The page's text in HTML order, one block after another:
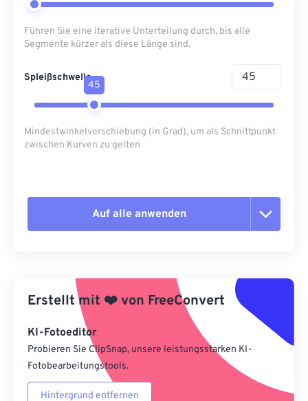
Führen Sie eine iterative Unterteilung durch, bis alle
Segmente kürzer als diese Länge sind.
Spleißschwelle
45
Mindestwinkelverschiebung (in Grad), um als Schnittpunkt
zwischen Kurven zu gelten
Auf alle anwenden
Aus Vorgabe anwenden
Als Vorgabe speichern
Erstellt mit ❤️von FreeConvert
KI-Fotoeditor
Probieren Sie ClipSnap, unsere leistungsstarken KI-
Fotobearbeitungstools.
Hintergrund entfernen